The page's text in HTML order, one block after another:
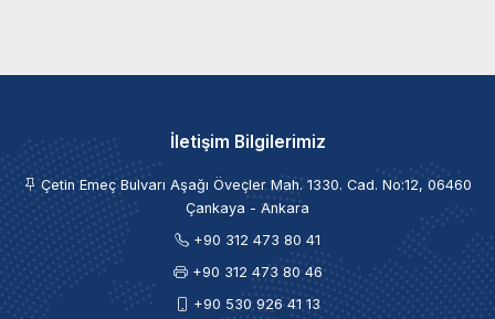
İletişim Bilgilerimiz
Çetin Emeç Bulvarı Aşağı Öveçler Mah. 1330. Cad. No:12, 06460
Çankaya - Ankara
+90 312 473 80 41
+90 312 473 80 46
+90 530 926 41 13